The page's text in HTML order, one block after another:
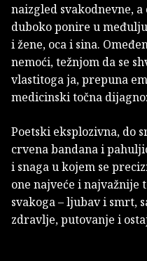
naizgled svakodnevne,
duboko ponire u
i žene, oca i sina.
nemoći, težnjom da se
vlastitoga ja, prepuna
medicinski točna
Poetski eksplozivna, do
crvena bandana i
i snaga u kojem se
one najve­će i najvažnije
svakoga – ljubav i smrt,
zdravlje, putovanje i